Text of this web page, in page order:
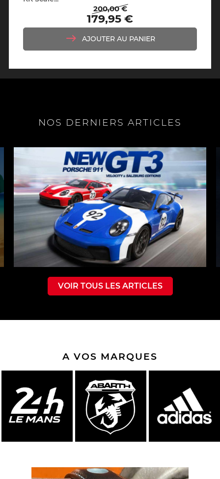
Prix
de
base
200,00 €
Prix
179,95 €
AJOUTER AU PANIER
NOS DERNIERS ARTICLES
VOIR TOUS LES ARTICLES
A VOS MARQUES